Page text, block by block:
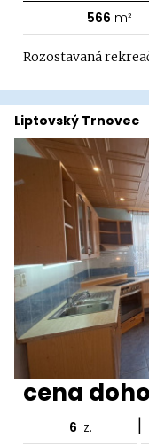
566 m²
Rozostavaná
Liptovský Trnovec
cena
6 iz. |